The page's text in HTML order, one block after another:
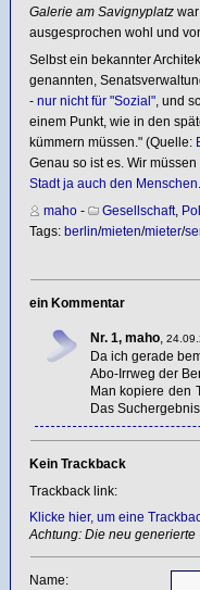
Galerie am Savignyplatzwar
ausgesprochen wohl und
Selbst ein bekannter
genannten,
- nur nicht für "Sozial", und
einem Punkt, wie in den
kümmern müssen." (Quelle:
Genau so ist es. Wir müssen
Stadt ja auch den Menschen
maho- Gesellschaft,
Tags: berlin/mieten/mieter/
ein Kommentar
Nr. 1, maho,
Da ich gerade
Abo-Irrweg der
Man kopiere den
Das
Kein Trackback
Trackback link:
Klicke hier, um eine
Achtung: Die neu
Name: